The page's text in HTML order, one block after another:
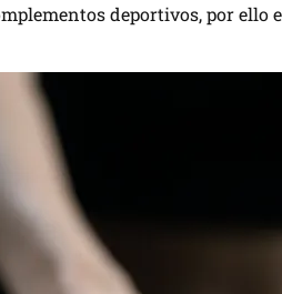
deportivos, por